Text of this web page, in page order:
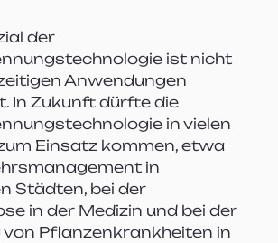
der
ist nicht
Anwendungen
In Zukunft dürfte die
in vielen
Einsatz kommen, etwa
in
Städten, bei der
in der Medizin und bei der
von Pflanzenkrankheiten in